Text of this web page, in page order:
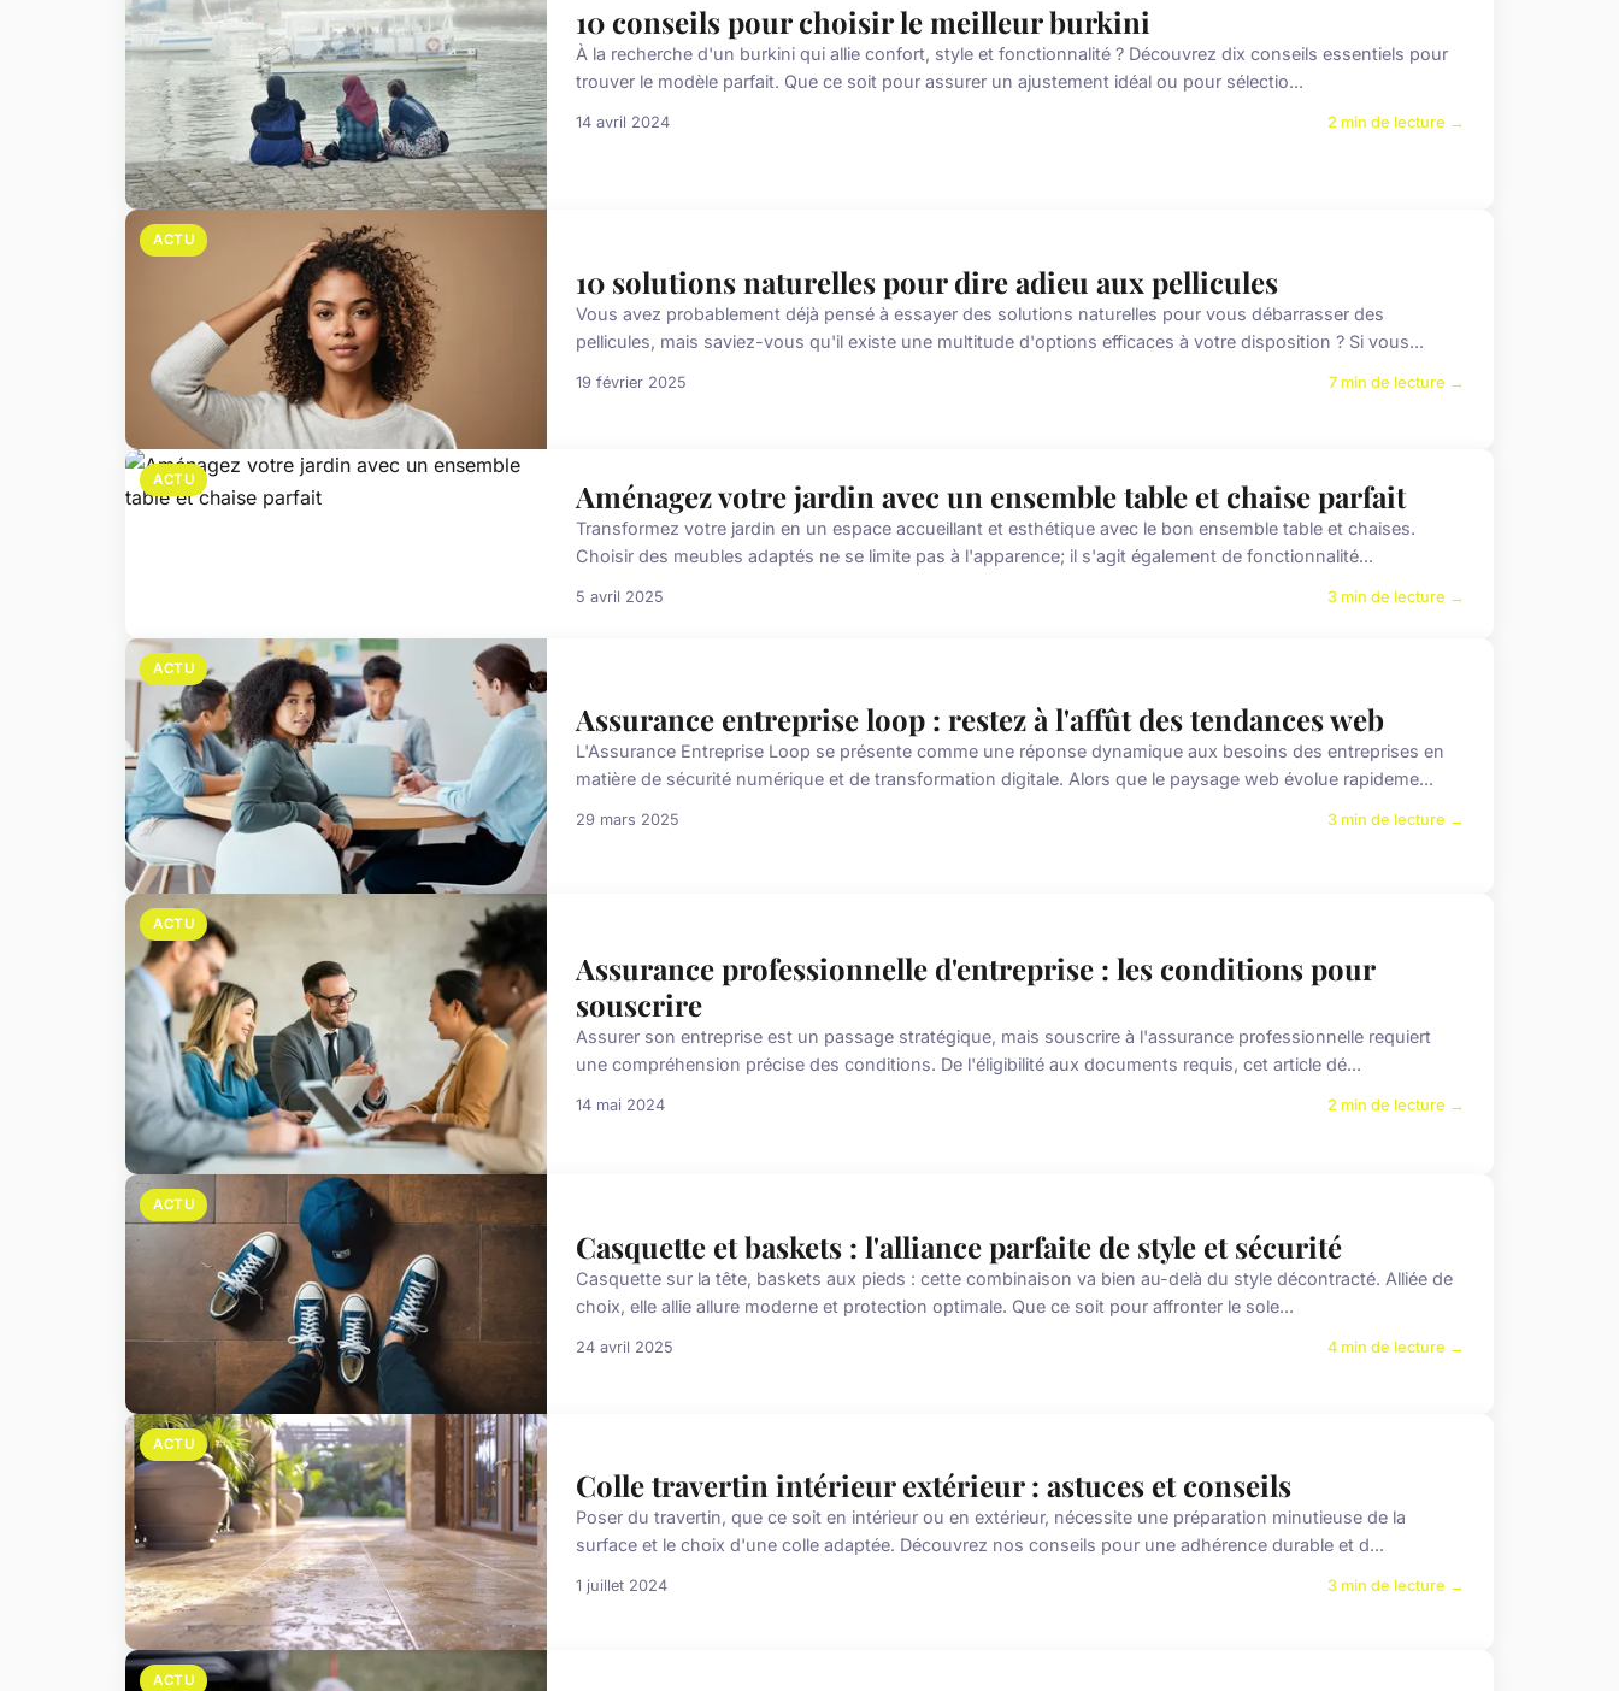
10 conseils pour choisir le meilleur burkini
À la recherche d'un burkini qui allie confort, style et fonctionnalité ? Découvrez dix conseils essentiels pour
trouver le modèle parfait. Que ce soit pour assurer un ajustement idéal ou pour sélectio...
14 avril 2024 2 min de lecture →
ACTU
10 solutions naturelles pour dire adieu aux pellicules
Vous avez probablement déjà pensé à essayer des solutions naturelles pour vous débarrasser des
pellicules, mais saviez-vous qu'il existe une multitude d'options efficaces à votre disposition ? Si vous...
19 février 2025 7 min de lecture →
ACTU Aménagez votre jardin avec un ensemble table et chaise parfait
Transformez votre jardin en un espace accueillant et esthétique avec le bon ensemble table et chaises.
Choisir des meubles adaptés ne se limite pas à l'apparence; il s'agit également de fonctionnalité...
5 avril 2025 3 min de lecture →
ACTU
Assurance entreprise loop : restez à l'affût des tendances web
L'Assurance Entreprise Loop se présente comme une réponse dynamique aux besoins des entreprises en
matière de sécurité numérique et de transformation digitale. Alors que le paysage web évolue rapideme...
29 mars 2025 3 min de lecture →
ACTU
Assurance professionnelle d'entreprise : les conditions pour
souscrire
Assurer son entreprise est un passage stratégique, mais souscrire à l'assurance professionnelle requiert
une compréhension précise des conditions. De l'éligibilité aux documents requis, cet article dé...
14 mai 2024 2 min de lecture →
ACTU
Casquette et baskets : l'alliance parfaite de style et sécurité
Casquette sur la tête, baskets aux pieds : cette combinaison va bien au-delà du style décontracté. Alliée de
choix, elle allie allure moderne et protection optimale. Que ce soit pour affronter le sole...
24 avril 2025 4 min de lecture →
ACTU
Colle travertin intérieur extérieur : astuces et conseils
Poser du travertin, que ce soit en intérieur ou en extérieur, nécessite une préparation minutieuse de la
surface et le choix d'une colle adaptée. Découvrez nos conseils pour une adhérence durable et d...
1 juillet 2024 3 min de lecture →
ACTU